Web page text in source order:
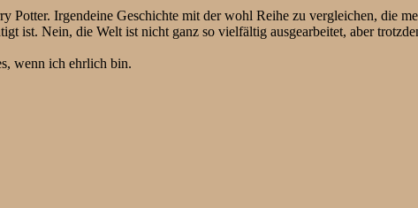
Irgendeine Geschichte mit der wohl Reihe zu vergleichen, die
ist. Nein, die Welt ist nicht ganz so vielfältig ausgearbeitet, aber
wenn ich ehrlich bin.